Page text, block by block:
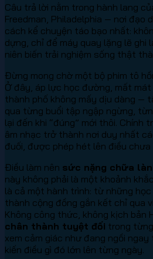
Câu trả lời nằm trong hành lang
Freedman, Philadelphia — nơi đạo
cách kể chuyện táo bạo nhất:
dựng, chỉ để máy quay lặng lẽ ghi
niên biến trải nghiệm sống thật
Đừng mong chờ một bộ phim tô
Ở đây, áp lực học đường, mất
thành phố không mấy dịu dàng —
qua từng buổi tập ngập ngừng,
lại đến khi “đúng” mới thôi. Chính
âm nhạc trở thành nơi duy nhất
đuối, được phép hét lên điều chưa
Điều làm nên sức nặng chữa
này không phải là một khoảnh
là cả một hành trình: từ những
thành cộng đồng gắn kết chỉ qua
Không công thức, không kịch bản
chân thành tuyệt đối trong
xem cảm giác như đang ngồi
kiến điều gì đó lớn lên từng ngày.